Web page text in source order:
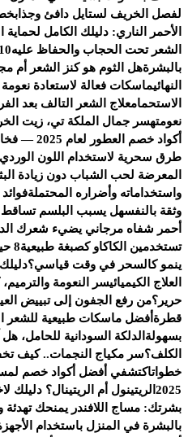
لفصل الخريف لستايل دافئ وجذاب
الأحمر الناري: دليلك الكامل لحماية
الشعر تحت الحجاب والحفاظ عليه
بالبشرةهل الثوم هو كنز الشعر أم
النهائيماسكات فعالة لاستعادة
الاستحمامعلاج الشعر التالف بعد
نعومتهسر جمال الملكة تي، زيت
أكواد خصم العطور لعام 2025 — فخامة برائحة التوفير
طرق سحرية لاستخدام اللون الوردي
المعرضة لحب الشباب دون زيادة
واستخداماته وأضراره المحتملة
وثقة بالنفسهل يسبب البلسم تساقط
أحمر شفاه مرجاني يضيء شعرك
تستخدمين الكاكاو كصبغة طبيعية
8
ينمو كالسحر في وقت قياسي؟
العلاج الكيميائيسر النعومة
حرير؟من رفع الجفون إلى تبييض
قطرة أفضل ماسكات طبيعية للشعر
بسهولة الدلكة السودانية للحامل،
الكلف؟
خطواتاكتشفي أفضل أكواد خصم
2025 الريتينول أم الريتينال؟ دليلك
بشرتك: مساج اللافندر يمنحك تهدئة
بالبشرة في المنزل باستخدام